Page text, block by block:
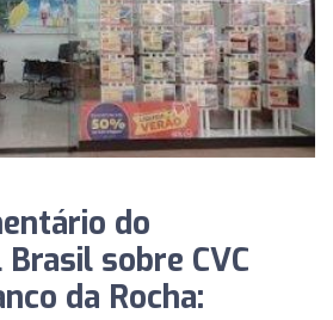
do
sobre CVC
da Rocha: